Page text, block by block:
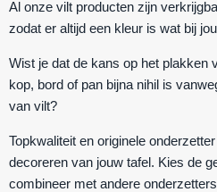
Al onze vilt producten zijn
zodat er altijd een kleur is wat bij
Wist je dat de kans op het plakken
kop, bord of pan bijna nihil is
van vilt?
Topkwaliteit en originele
decoreren van jouw tafel. Kies de
combineer met andere